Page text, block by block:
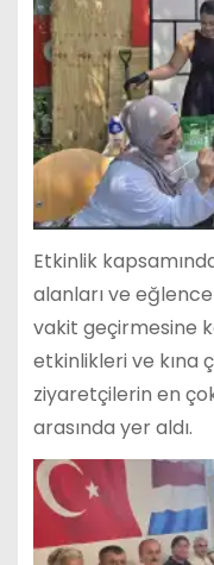
Etkinlik
alanları ve
vakit geçirmesine
etkinlikleri ve kına
ziyaretçilerin en
arasında yer aldı.